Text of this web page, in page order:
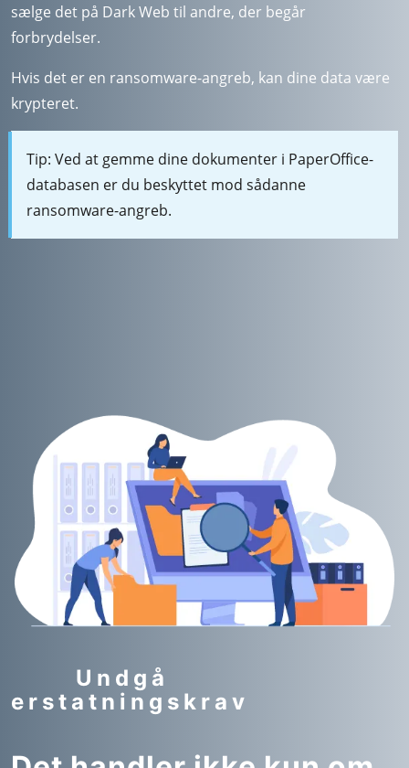
sælge det på Dark Web til andre, der begår
forbrydelser.
Hvis det er en ransomware-angreb, kan dine data være
krypteret.
Tip: Ved at gemme dine dokumenter i PaperOffice-
databasen er du beskyttet mod sådanne
ransomware-angreb.
Undgå
erstatningskrav